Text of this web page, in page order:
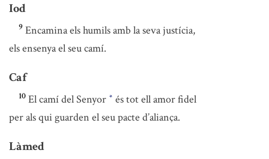
Iod
9 Encamina els humils amb la seva justícia,
els ensenya el seu camí.
Caf
10 El camí del Senyor * és tot ell amor fidel
per als qui guarden el seu pacte d’aliança.
Làmed